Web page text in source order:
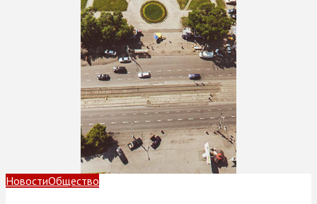
НовостиОбщество